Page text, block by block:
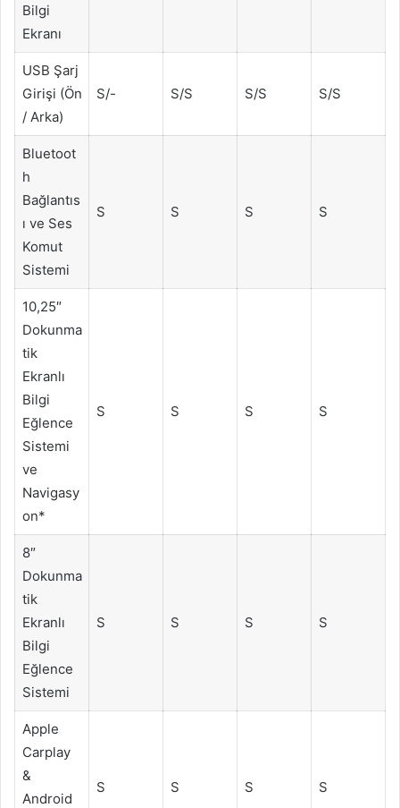
Bilgi
Ekranı
USB Şarj
Girişi (Ön
/ Arka)
S/- S/S S/S S/S
Bluetoot
h
Bağlantıs
ı ve Ses
Komut
Sistemi
S S S S
10,25″
Dokunma
tik
Ekranlı
Bilgi
Eğlence
Sistemi
ve
Navigasy
on*
S S S S
8″
Dokunma
tik
Ekranlı
Bilgi
Eğlence
Sistemi
S S S S
Apple
Carplay
&
Android
S S S S